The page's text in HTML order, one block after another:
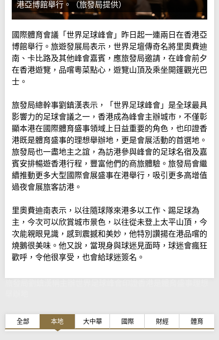
港亞博館舉行。（旅發局提供）
國際體育會議「世界足球峰會」昨日起一連兩日在香港亞
博館舉行。旅遊發展局表示，世界足壇傳奇名將里奧費迪
南、卡比路及其他峰會嘉賓，應旅發局邀請，在峰會前夕
在香港遊覽，品嚐粵菜點心，遊覽山頂及乘坐開篷觀光巴
士。
旅發局總幹事劉鎮漢表示，「世界足球峰會」是全球最具
影響力的足球會議之一，香港成為峰會主辦城市，不僅彰
顯本港在國際體育盛事領域上日益重要的角色，也印證香
港既是體育盛事的理想舉辦地，更是會展活動的首選地。
旅發局也一盡地主之誼，為訪港參與峰會的足球名宿及嘉
賓安排暢遊香港行程，豐富他們的商旅體驗。旅發局會繼
續推動更多大型國際會展盛事在港舉行，吸引更多高增值
過夜會展旅客訪港。
里奧費迪南表示，以往隨球隊來港多以工作、踢足球為
主，今次可以欣賞城市景色，以往從未登上太平山頂，今
次能親眼見識，感到震撼和美妙，他特別讚揚在港品嚐的
燒鵝很美味。他又說，當現身與球迷見面時，球迷會瘋狂
歡呼，令他很享受，也會給球迷簽名。
全部 本地 大中華 國際 財經 體育